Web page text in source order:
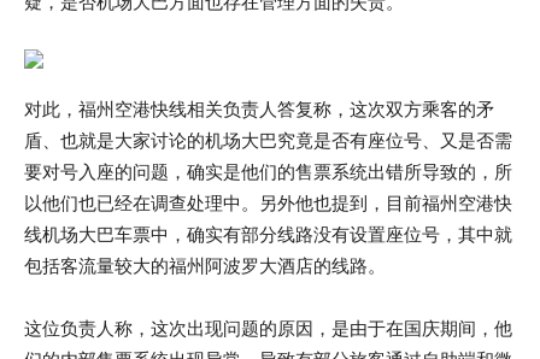
对此，福州空港快线相关负责人答复称，这次双方乘客的矛
盾、也就是大家讨论的机场大巴究竟是否有座位号、又是否需
要对号入座的问题，确实是他们的售票系统出错所导致的，所
以他们也已经在调查处理中。另外他也提到，目前福州空港快
线机场大巴车票中，确实有部分线路没有设置座位号，其中就
包括客流量较大的福州阿波罗大酒店的线路。
这位负责人称，这次出现问题的原因，是由于在国庆期间，他